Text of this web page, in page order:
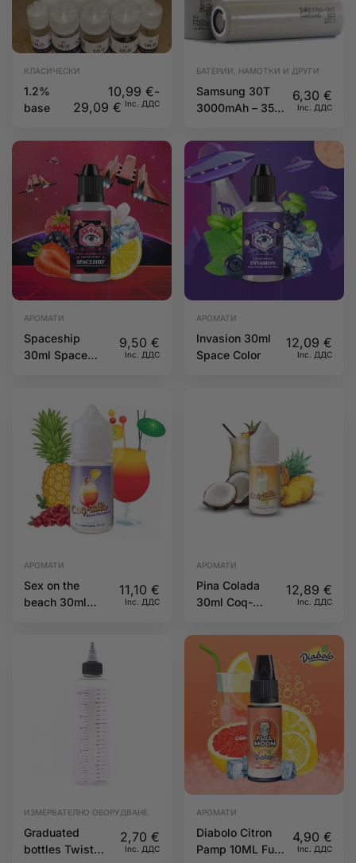
КЛАСИЧЕСКИ
1.2%
base
10,99 €-
29,09 € Inc. ДДС
БАТЕРИИ, НАМОТКИ И ДРУГИ
Samsung 30T
3000mAh – 35A
6,30 €
Inc. ДДС
АРОМАТИ
Spaceship
30ml Space
9,50 €
Inc. ДДС
АРОМАТИ
Invasion 30ml
Space Color
12,09 €
Inc. ДДС
АРОМАТИ
Sex on the
beach 30ml
11,10 €
Inc. ДДС
АРОМАТИ
Pina Colada
30ml Coq-
12,89 €
Inc. ДДС
ИЗМЕРВАТЕЛНО ОБОРУДВАНЕ
Graduated
bottles Twist
2,70 €
Inc. ДДС
АРОМАТИ
Diabolo Citron
Pamp 10ML Full
4,90 €
Inc. ДДС